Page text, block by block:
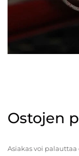
Ostojen
Asiakas voi palauttaa